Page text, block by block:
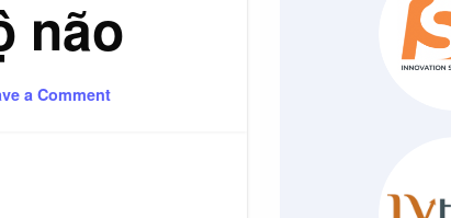
não
a Commenton
Tạo